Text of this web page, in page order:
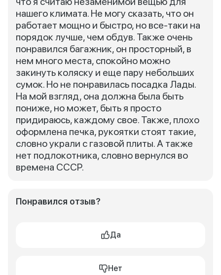
нашего климата. Не могу сказать, что он
работает мощно и быстро, но все-таки на
порядок лучше, чем обдув. Также очень
понравился багажник, он просторный, в
нем много места, спокойно можно
закинуть коляску и еще пару небольших
сумок. Но не понравилась посадка Лады.
На мой взгляд, она должна была быть
пониже, но может, быть я просто
придираюсь, каждому свое. Также, плохо
оформлена печка, рукоятки стоят такие,
словно украли с газовой плиты. А также
нет подлокотника, словно вернулся во
времена СССР.
Понравился отзыв?
Да
Нет